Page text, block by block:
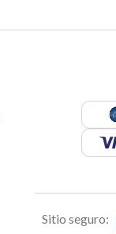
Sitio seguro: